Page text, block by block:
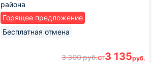
района
Горящее предложение
Бесплатная отмена
3 300руб.от3 135руб.